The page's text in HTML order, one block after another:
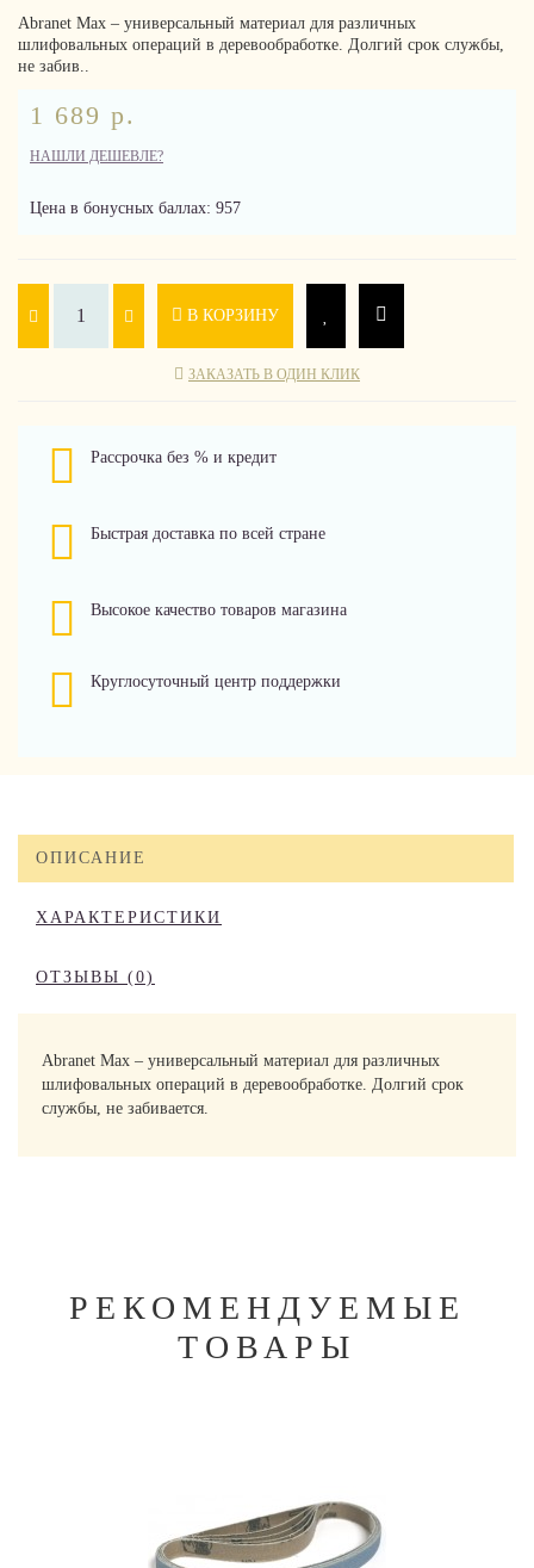
Abranet Max – универсальный материал для различных
шлифовальных операций в деревообработке. Долгий срок службы,
не забив..
1 689 р.
НАШЛИ ДЕШЕВЛЕ?
Цена в бонусных баллах: 957
В КОРЗИНУ
ЗАКАЗАТЬ В ОДИН КЛИК
Рассрочка без % и кредит
Быстрая доставка по всей стране
Высокое качество товаров магазина
Круглосуточный центр поддержки
ОПИСАНИЕ
ХАРАКТЕРИСТИКИ
ОТЗЫВЫ (0)
Abranet Max – универсальный материал для различных
шлифовальных операций в деревообработке. Долгий срок
службы, не забивается.
РЕКОМЕНДУЕМЫЕ
ТОВАРЫ